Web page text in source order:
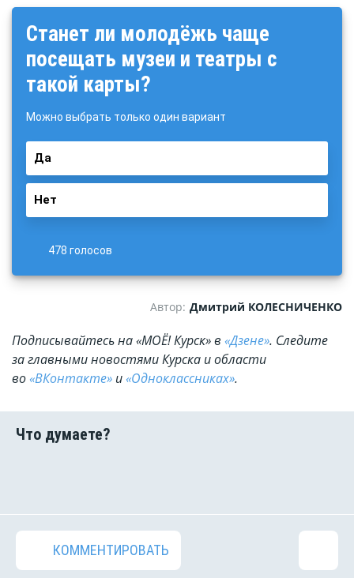
Станет ли молодёжь чаще
посещать музеи и театры с
такой карты?
Можно выбрать только один вариант
Да
Нет
478 голосов
Автор: Дмитрий КОЛЕСНИЧЕНКО
Подписывайтесь на «МОЁ! Курск» в «Дзене». Cледите
за главными новостями Курска и области
во«ВКонтакте» и«Одноклассниках».
КОММЕНТИРОВАТЬ